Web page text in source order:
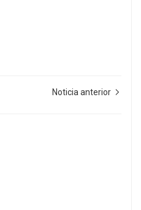
Noticia anterior